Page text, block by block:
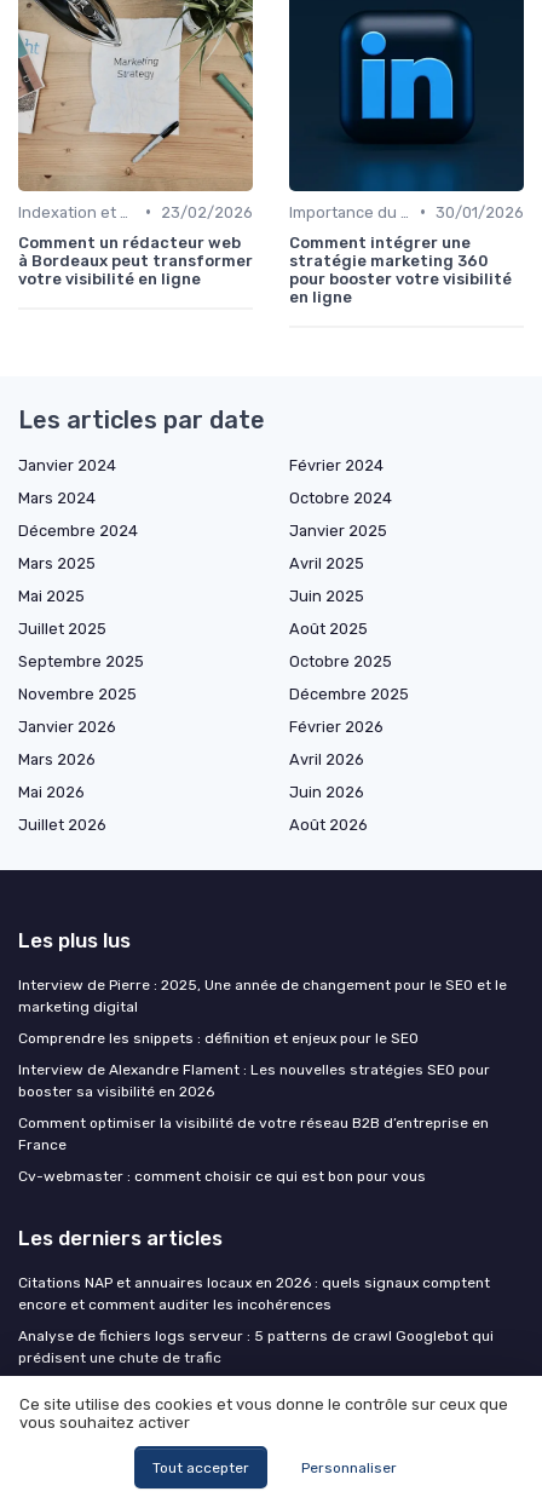
•
23/02/2026
Comment un rédacteur web
à Bordeaux peut transformer
votre visibilité en ligne
• 30/01/2026
Comment intégrer une
stratégie marketing 360
pour booster votre visibilité
en ligne
Les articles par date
Janvier 2024
Février 2024
Mars 2024
Octobre 2024
Décembre 2024
Janvier 2025
Mars 2025
Avril 2025
Mai 2025
Juin 2025
Juillet 2025
Août 2025
Septembre 2025
Octobre 2025
Novembre 2025
Décembre 2025
Janvier 2026
Février 2026
Mars 2026
Avril 2026
Mai 2026
Juin 2026
Juillet 2026
Août 2026
Les plus lus
Interview de Pierre : 2025, Une année de changement pour le SEO et le
marketing digital
Comprendre les snippets : définition et enjeux pour le SEO
Interview de Alexandre Flament : Les nouvelles stratégies SEO pour
booster sa visibilité en 2026
Comment optimiser la visibilité de votre réseau B2B d’entreprise en
France
Cv-webmaster : comment choisir ce qui est bon pour vous
Les derniers articles
Citations NAP et annuaires locaux en 2026 : quels signaux comptent
encore et comment auditer les incohérences
Analyse de fichiers logs serveur : 5 patterns de crawl Googlebot qui
prédisent une chute de trafic
repérer les concurrents risqués
concurrents et comment inverser la tendance
Ce site utilise des cookies et vous donne le contrôle sur ceux que
vous souhaitez activer
Tout accepter Personnaliser